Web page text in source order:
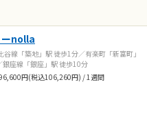
ーnolla
谷線「築地」駅 徒歩1分／有楽町「新富町」
銀座線「銀座」駅 徒歩10分
円(税込106,260円) / 1週間